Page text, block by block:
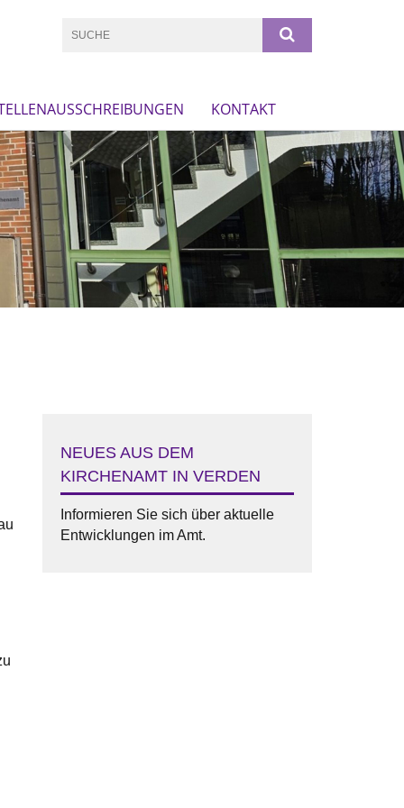
KONTAKT
NEUES AUS DEM
KIRCHENAMT IN VERDEN
Informieren Sie sich über aktuelle
Entwicklungen im Amt.